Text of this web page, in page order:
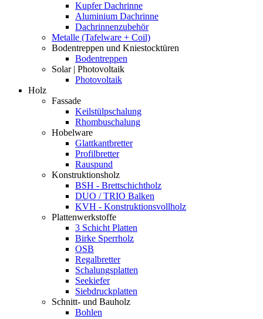
Kupfer Dachrinne
Aluminium Dachrinne
Dachrinnenzubehör
Metalle (Tafelware + Coil)
Bodentreppen und Kniestocktüren
Bodentreppen
Solar | Photovoltaik
Photovoltaik
Holz
Fassade
Keilstülpschalung
Rhombuschalung
Hobelware
Glattkantbretter
Profilbretter
Rauspund
Konstruktionsholz
BSH - Brettschichtholz
DUO / TRIO Balken
KVH - Konstruktionsvollholz
Plattenwerkstoffe
3 Schicht Platten
Birke Sperrholz
OSB
Regalbretter
Schalungsplatten
Seekiefer
Siebdruckplatten
Schnitt- und Bauholz
Bohlen